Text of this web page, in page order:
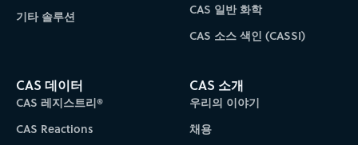
기타 솔루션
CAS 일반 화학
CAS 소스 색인 (CASSI)
CAS 데이터
CAS 레지스트리®
CAS Reactions
CAS 소개
우리의 이야기
채용